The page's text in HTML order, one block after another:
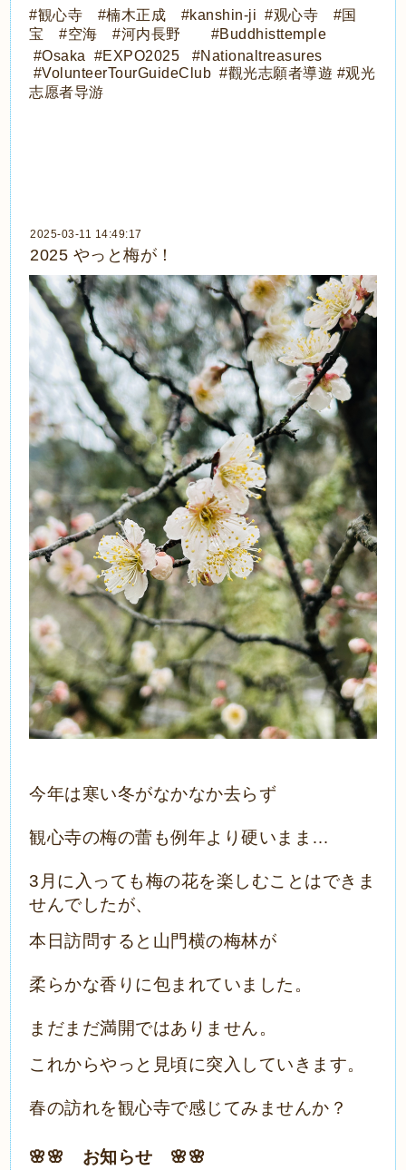
#観心寺 #楠木正成 #kanshin-ji #观心寺 #国
宝 #空海 #河内長野 #Buddhisttemple
#Osaka #EXPO2025
#Nationaltreasures
#VolunteerTourGuideClub #觀光志願者導遊 #观光
志愿者导游
2025-03-11 14:49:17
2025 やっと梅が！
今年は寒い冬がなかなか去らず
観心寺の梅の蕾も例年より硬いまま…
3月に入っても梅の花を楽しむことはできま
せんでしたが、
本日訪問すると山門横の梅林が
柔らかな香りに包まれていました。
まだまだ満開ではありません。
これからやっと見頃に突入していきます。
春の訪れを観心寺で感じてみませんか？
🌸🌸 お知らせ 🌸🌸